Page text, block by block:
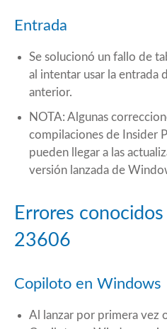
Entrada
Se solucionó un fallo de
al intentar usar la entrada
anterior.
NOTA: Algunas
compilaciones de Insider
pueden llegar a las
versión lanzada de
Errores
23606
Copiloto en Windows
Al lanzar por primera vez